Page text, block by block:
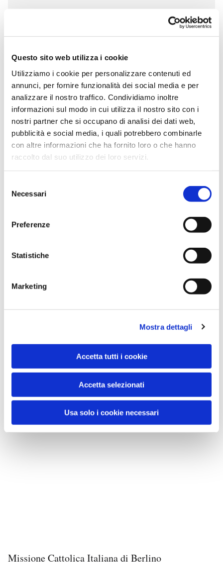
Questo sito web utilizza i cookie
Utilizziamo i cookie per personalizzare contenuti ed
annunci, per fornire funzionalità dei social media e per
analizzare il nostro traffico. Condividiamo inoltre
informazioni sul modo in cui utilizza il nostro sito con i
nostri partner che si occupano di analisi dei dati web,
pubblicità e social media, i quali potrebbero combinarle
con altre informazioni che ha fornito loro o che hanno
raccolto dal suo utilizzo dei loro servizi.
delNecessari
Preferenze
Statistiche
Marketing
Mostra dettagli
Accetta tutti i cookie
Accetta selezionati
Usa solo i cookie necessari
Missione Cattolica Italiana di Berlino